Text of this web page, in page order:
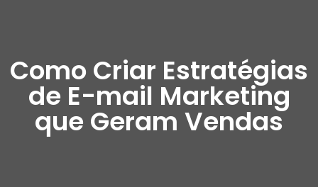
Como Criar Estratégias
de E-mail Marketing
que Geram Vendas